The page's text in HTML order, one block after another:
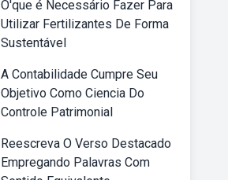
O'que é Necessário Fazer Para
Utilizar Fertilizantes De Forma
Sustentável
A Contabilidade Cumpre Seu
Objetivo Como Ciencia Do
Controle Patrimonial
Reescreva O Verso Destacado
Empregando Palavras Com